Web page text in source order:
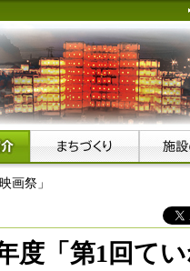
画祭」
度「第1回てい